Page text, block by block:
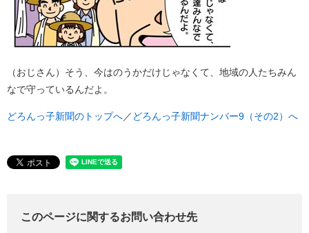
（おじさん）そう、今はのうかだけじゃなくて、地域の人たちみん
なで守っているんだよ。
どろんっ子新聞のトップへ／ どろんっ子新聞ナンバー9（その2）へ
このページに関するお問い合わせ先